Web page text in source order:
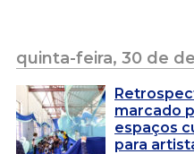
quinta-feira, 30 de
marcado
espaços
para